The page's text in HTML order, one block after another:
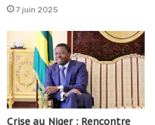
7 juin 2025
Crise au Niger : Rencontre